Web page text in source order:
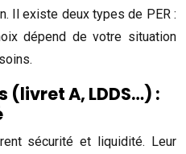
Il existe deux types de PER :
dépend de votre situation
A, LDDS…) :
sécurité et liquidité. Leur